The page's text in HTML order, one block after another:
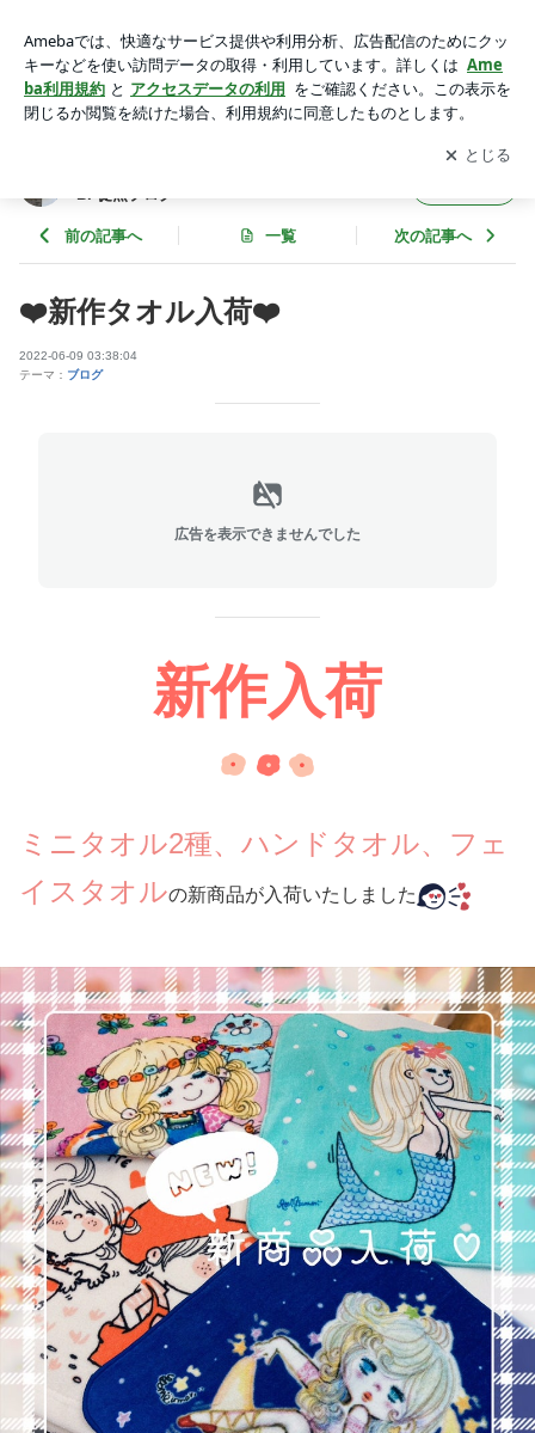
WASABI 徒然ブログ
アプリをダウンロードして ブログの更新通知
を受け取りまし
ょう。
開く
BI 徒然ブログ
前の記事へ 一覧 次の記事へ
❤️新作タオル入荷❤️
2022-06-09 03:38:04
テーマ： ブログ
広告を表示できませんでした
新作入荷
ミニタオル2種、ハンドタオル、フェ
イスタオルの新商品が入荷いたしました